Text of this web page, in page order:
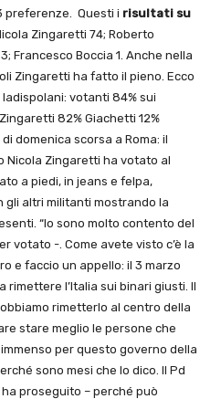
preferenze. Questi i risultati su
Zingaretti 74; Roberto
Francesco Boccia 1. Anche nella
Zingaretti ha fatto il pieno. Ecco
votanti 84% sui
82% Giachetti 12%
domenica scorsa a Roma: il
Nicola Zingaretti ha votato al
a piedi, in jeans e felpa,
gli altri militanti mostrando la
“Io sono molto contento del
votato -. Come avete visto c’è la
e faccio un appello: il 3 marzo
l’Italia sui binari giusti. Il
rimetterlo al centro della
stare meglio le persone che
per questo governo della
sono mesi che lo dico. Il Pd
proseguito – perché può